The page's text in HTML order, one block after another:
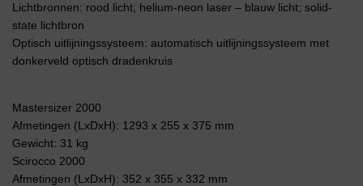
Lichtbronnen: rood licht; helium-neon laser – blauw licht; solid-
state lichtbron
Optisch uitlijningssysteem: automatisch uitlijningssysteem met
donkerveld optisch dradenkruis
Mastersizer 2000
Afmetingen (LxDxH): 1293 x 255 x 375 mm
Gewicht: 31 kg
Scirocco 2000
Afmetingen (LxDxH): 352 x 355 x 332 mm